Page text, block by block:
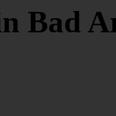
Bad